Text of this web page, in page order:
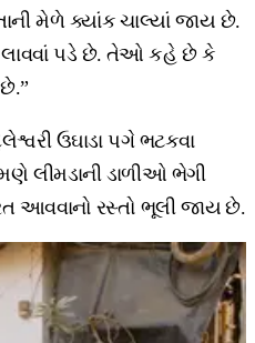
મેળે ક્યાંક ચાલ્યાં જાય છે.
લાવવાં પડે છે. તેઓ કહે છે કે
ઉઘાડા પગે ભટકવા
લીમડાની ડાળીઓ ભેગી
આવવાનો રસ્તો ભૂલી જાય છે.